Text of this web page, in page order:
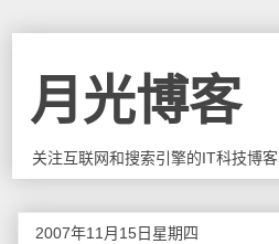
月光博客
关注互联网和搜索引擎的IT科技博客
2007年11月15日星期四